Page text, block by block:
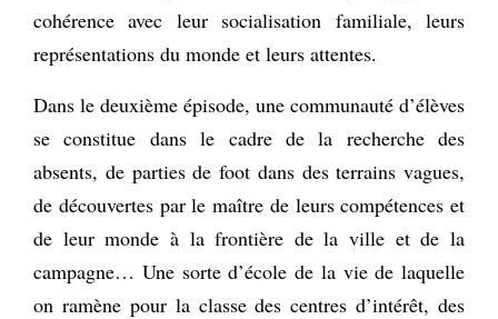
cohérence avec leur socialisation familiale, leurs
représentations du monde et leurs attentes.
Dans le deuxième épisode, une communauté d’élèves
se constitue dans le cadre de la recherche des
absents, de parties de foot dans des terrains vagues,
de découvertes par le maître de leurs compétences et
de leur monde à la frontière de la ville et de la
campagne… Une sorte d’école de la vie de laquelle
on ramène pour la classe des centres d’intérêt, des